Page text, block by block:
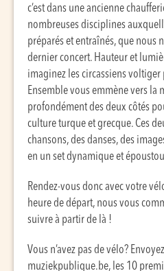
c’est dans une ancienne
nombreuses disciplines
préparés et entraînés, que nous
dernier concert. Hauteur et
imaginez les circassiens voltiger
Ensemble vous emmène vers la
profondément des deux côtés
culture turque et grecque. Ces
chansons, des danses, des
en un set dynamique et
Rendez-vous donc avec votre
heure de départ, nous vous
suivre à partir de là !
Vous n’avez pas de vélo?
muziekpublique.be, les 10